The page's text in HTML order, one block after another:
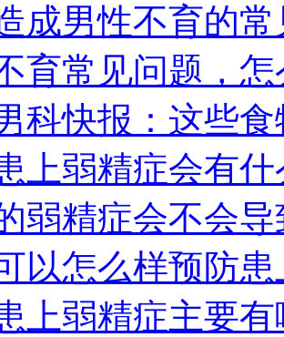
成男性不育的
育常见问题，
科快报：这些
上弱精症会有
弱精症会不会
以怎么样预防
上弱精症主要